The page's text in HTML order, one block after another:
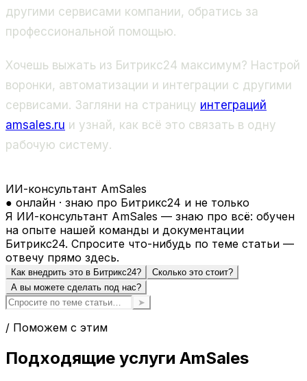
другими сервисами компании, обратись за
профессиональной помощью.
Хочешь выжать из Битрикс24 максимум? Настрой
воронки, автоматизации и интеграции с другими
сервисами. Загляни на страницу интеграций
amsales.ru и узнай, как всё это связать в одну
рабочую систему.
ИИ-консультант AmSales
● онлайн · знаю про Битрикс24 и не только
Я ИИ-консультант AmSales — знаю про всё: обучен
на опыте нашей команды и документации
Битрикс24. Спросите что-нибудь по теме статьи —
отвечу прямо здесь.
Как внедрить это в Битрикс24?
Сколько это стоит?
А вы можете сделать под нас?
➤
/ Поможем с этим
Подходящие услуги AmSales